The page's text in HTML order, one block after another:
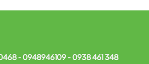
- 0948946109 - 0938 461 348